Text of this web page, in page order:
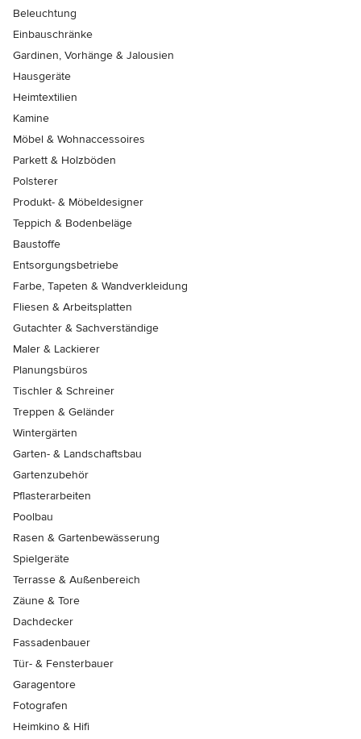
Beleuchtung
Einbauschränke
Gardinen, Vorhänge & Jalousien
Hausgeräte
Heimtextilien
Kamine
Möbel & Wohnaccessoires
Parkett & Holzböden
Polsterer
Produkt- & Möbeldesigner
Teppich & Bodenbeläge
Baustoffe
Entsorgungsbetriebe
Farbe, Tapeten & Wandverkleidung
Fliesen & Arbeitsplatten
Gutachter & Sachverständige
Maler & Lackierer
Planungsbüros
Tischler & Schreiner
Treppen & Geländer
Wintergärten
Garten- & Landschaftsbau
Gartenzubehör
Pflasterarbeiten
Poolbau
Rasen & Gartenbewässerung
Spielgeräte
Terrasse & Außenbereich
Zäune & Tore
Dachdecker
Fassadenbauer
Tür- & Fensterbauer
Garagentore
Fotografen
Heimkino & Hifi